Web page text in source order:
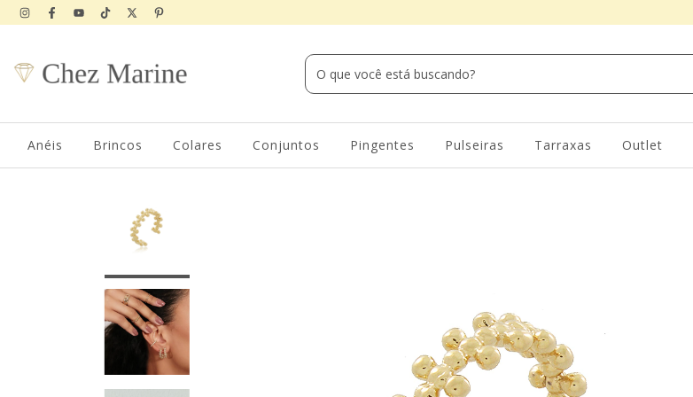
Anéis Brincos Colares Conjuntos Pingentes Pulseiras Tarraxas Outlet